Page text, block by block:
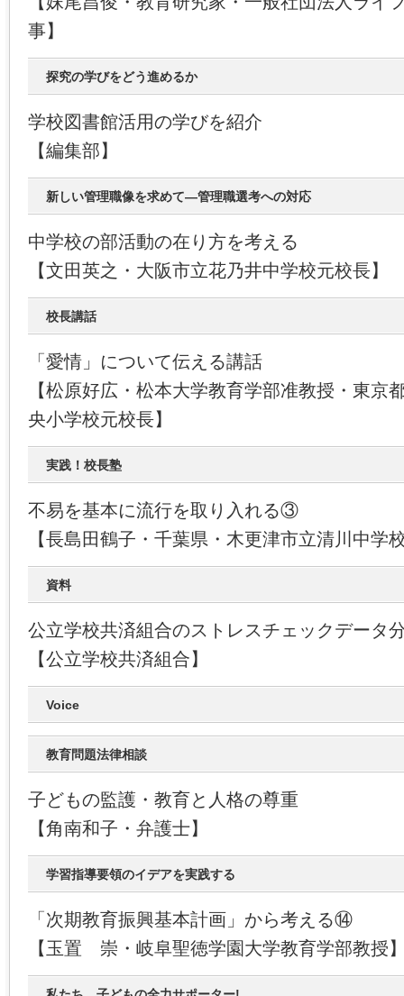
事】
探究の学びをどう進めるか
学校図書館活用の学びを紹介
【編集部】
新しい管理職像を求めて―管理職選考への対応
中学校の部活動の在り方を考える
【文田英之・大阪市立花乃井中学校元校長】
校長講話
「愛情」について伝える講話
【松原好広・松本大学教育学部准教授・東京
央小学校元校長】
実践！校長塾
不易を基本に流行を取り入れる③
【長島田鶴子・千葉県・木更津市立清川中学
資料
公立学校共済組合のストレスチェックデータ
【公立学校共済組合】
Voice
教育問題法律相談
子どもの監護・教育と人格の尊重
【角南和子・弁護士】
学習指導要領のイデアを実践する
「次期教育振興基本計画」から考える⑭
【玉置 崇・岐阜聖徳学園大学教育学部教授